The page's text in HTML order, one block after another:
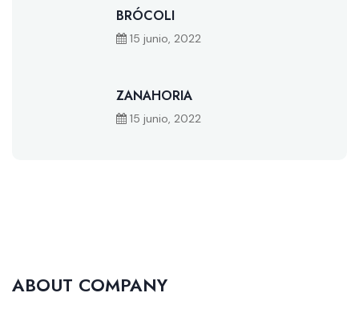
BRÓCOLI
15 junio, 2022
ZANAHORIA
15 junio, 2022
ABOUT COMPANY